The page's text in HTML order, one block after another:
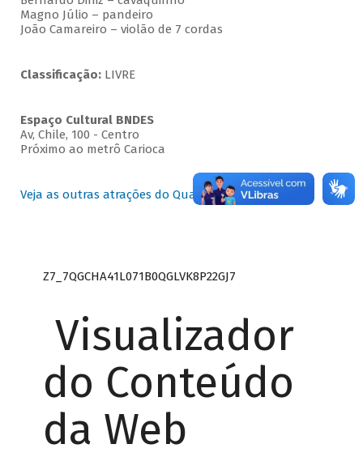
Magno Júlio – pandeiro
João Camareiro – violão de 7 cordas
Classificação:LIVRE
Espaço Cultural BNDES
Av, Chile, 100 - Centro
Próximo ao metrô Carioca
Veja as outras atrações do Quartas Instrumentais
Z7_7QGCHA41L071B0QGLVK8P22GJ7
Visualizador
do Conteúdo
da Web